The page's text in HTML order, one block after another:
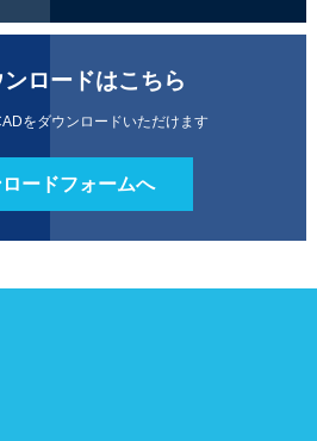
ロードはこちら
をダウンロードいただけます
ードフォームへ